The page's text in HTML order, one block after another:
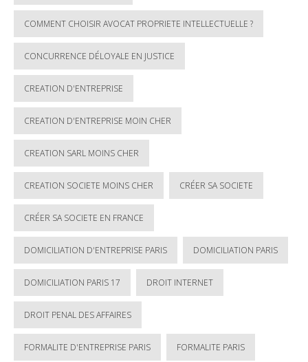
COMMENT CHOISIR AVOCAT PROPRIETE INTELLECTUELLE ?
CONCURRENCE DÉLOYALE EN JUSTICE
CREATION D'ENTREPRISE
CREATION D'ENTREPRISE MOIN CHER
CREATION SARL MOINS CHER
CREATION SOCIETE MOINS CHER CRÉER SA SOCIETE
CRÉER SA SOCIETE EN FRANCE
DOMICILIATION D'ENTREPRISE PARIS DOMICILIATION PARIS
DOMICILIATION PARIS 17 DROIT INTERNET
DROIT PENAL DES AFFAIRES
FORMALITE D'ENTREPRISE PARIS FORMALITE PARIS